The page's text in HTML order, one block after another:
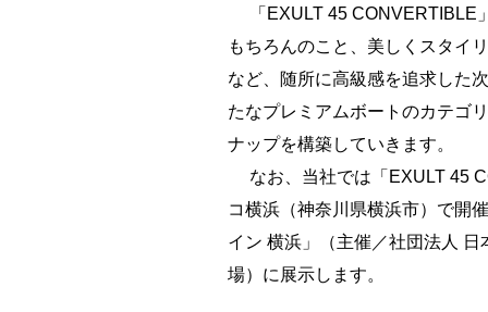
「EXULT 45 CONVERTIBLE
もちろんのこと、美しくスタイ
など、随所に高級感を追求した
たなプレミアムボートのカテゴ
ナップを構築していきます。
なお、当社では「EXULT 45
コ横浜（神奈川県横浜市）で開
イン 横浜」（主催／社団法人
場）に展示します。